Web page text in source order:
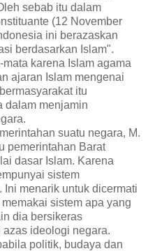
sebab itu dalam
(12 November
ini berazaskan
berdasarkan Islam".
karena Islam agama
ajaran Islam mengenai
itu
dalam menjamin
suatu negara, M.
pemerintahan Barat
dasar Islam. Karena
sistem
Ini menarik untuk dicermati
sistem apa yang
dia bersikeras
ideologi negara.
politik, budaya dan